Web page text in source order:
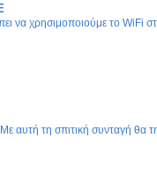
να χρησιμοποιούμε το WiFi
αυτή τη σπιτική συνταγή θα